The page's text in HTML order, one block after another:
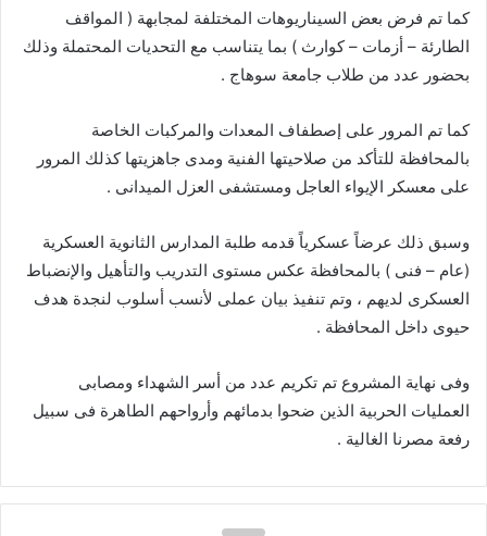
كما تم فرض بعض السيناريوهات المختلفة لمجابهة ( المواقف
الطارئة – أزمات – كوارث ) بما يتناسب مع التحديات المحتملة وذلك
بحضور عدد من طلاب جامعة سوهاج .
كما تم المرور على إصطفاف المعدات والمركبات الخاصة
بالمحافظة للتأكد من صلاحيتها الفنية ومدى جاهزيتها كذلك المرور
على معسكر الإيواء العاجل ومستشفى العزل الميدانى .
وسبق ذلك عرضاً عسكرياً قدمه طلبة المدارس الثانوية العسكرية
(عام – فنى ) بالمحافظة عكس مستوى التدريب والتأهيل والإنضباط
العسكرى لديهم ، وتم تنفيذ بيان عملى لأنسب أسلوب لنجدة هدف
حيوى داخل المحافظة .
وفى نهاية المشروع تم تكريم عدد من أسر الشهداء ومصابى
العمليات الحربية الذين ضحوا بدمائهم وأرواحهم الطاهرة فى سبيل
رفعة مصرنا الغالية .